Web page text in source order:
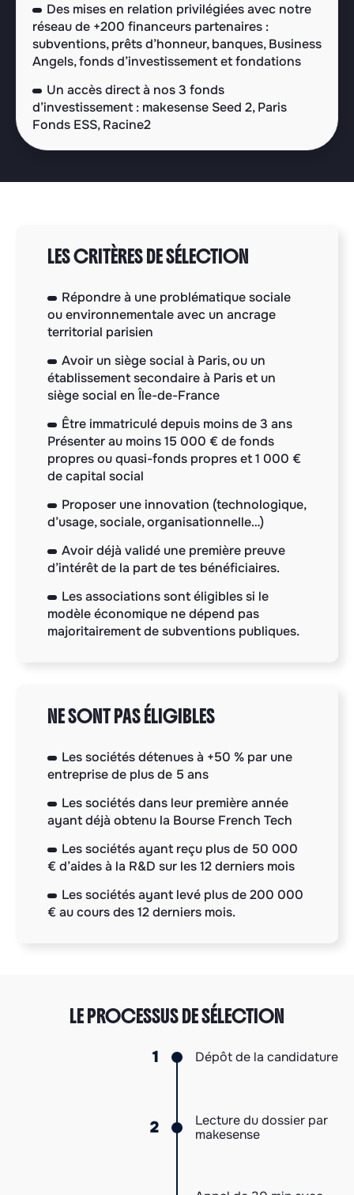
Des mises en relation privilégiées avec notre
réseau de +200 financeurs partenaires :
subventions, prêts d’honneur, banques, Business
Angels, fonds d’investissement et fondations
Un accès direct à nos 3 fonds
d’investissement : makesense Seed 2, Paris
Fonds ESS, Racine2
LES CRITÈRES DE SÉLECTION
Répondre à une problématique sociale
ou environnementale avec un ancrage
territorial parisien
Avoir un siège social à Paris, ou un
établissement secondaire à Paris et un
siège social en Île-de-France
Être immatriculé depuis moins de 3 ans
Présenter au moins 15 000 € de fonds
propres ou quasi-fonds propres et 1 000 €
de capital social
Proposer une innovation (technologique,
d’usage, sociale, organisationnelle…)
Avoir déjà validé une première preuve
d’intérêt de la part de tes bénéficiaires.
Les associations sont éligibles si le
modèle économique ne dépend pas
majoritairement de subventions publiques.
NE SONT PAS ÉLIGIBLES
Les sociétés détenues à +50 % par une
entreprise de plus de 5 ans
Les sociétés dans leur première année
ayant déjà obtenu la Bourse French Tech
Les sociétés ayant reçu plus de 50 000
€ d’aides à la R&D sur les 12 derniers mois
Les sociétés ayant levé plus de 200 000
€ au cours des 12 derniers mois.
LE PROCESSUS DE SÉLECTION
1 Dépôt de la candidature
2
Lecture du dossier par
makesense